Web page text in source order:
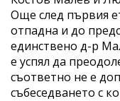
Още след първия
отпадна и до
единствено д-р
е успял да
съответно не е
събеседването с